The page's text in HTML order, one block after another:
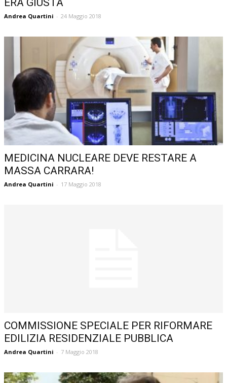
ERA GIUSTA
Andrea Quartini - 24 Maggio 2018
MEDICINA NUCLEARE DEVE RESTARE A
MASSA CARRARA!
Andrea Quartini - 17 Maggio 2018
COMMISSIONE SPECIALE PER RIFORMARE
EDILIZIA RESIDENZIALE PUBBLICA
Andrea Quartini - 7 Maggio 2018